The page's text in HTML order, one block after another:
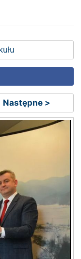
Następne >